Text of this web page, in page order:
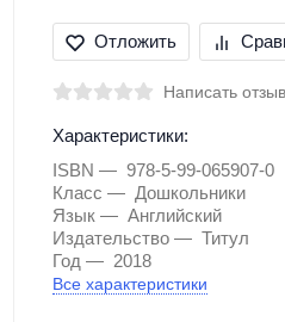
Отложить
Написать отзыв
Характеристики:
ISBN
978-5-99-065907-0
Класс
Дошкольники
Язык
Английский
Издательство
Титул
Год
2018
Все характеристики